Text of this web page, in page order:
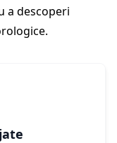
a descoperi